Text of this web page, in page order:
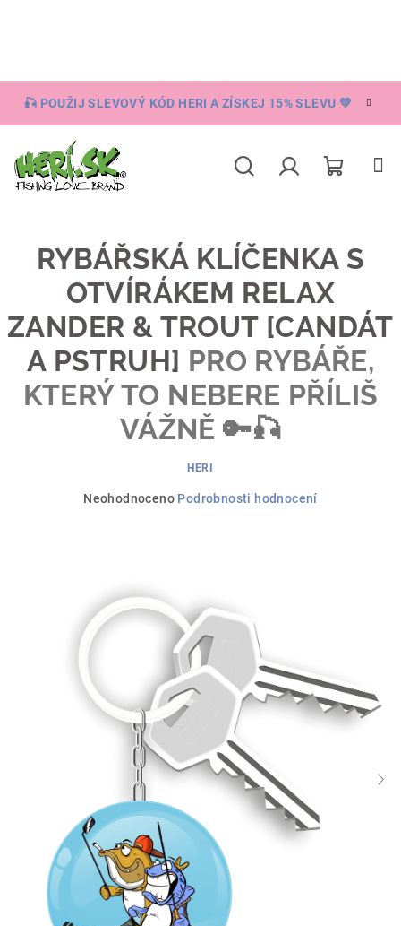
🎣 POUŽIJ SLEVOVÝ KÓD HERI A ZÍSKEJ 15% SLEVU 💚
košík
RYBÁŘSKÁ KLÍČENKA S
OTVÍRÁKEM RELAX
ZANDER & TROUT [CANDÁT
A PSTRUH] PRO RYBÁŘE,
KTERÝ TO NEBERE PŘÍLIŠ
VÁŽNĚ 🔑🎣
HERI
Průměrné
hvězdiček.
Neohodnoceno Podrobnosti hodnocení